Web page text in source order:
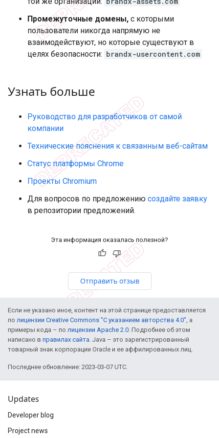
Промежуточные домены, с которыми
пользователи никогда напрямую не
взаимодействуют, но которые существуют в
целях безопасности: brandx-usercontent.com
Узнать больше
Руководство для разработчиков от самой
компании
Технические пояснения к связанным веб-сайтам
Статус платформы Chrome
Проекты Chromium
Для вопросов по предложению создайте заявку
в репозитории предложений.
Эта информация оказалась полезной?
Отправить отзыв
Если не указано иное, контент на этой странице предоставляется
по лицензии Creative Commons "С указанием авторства 4.0" , а
примеры кода – по лицензии Apache 2.0 . Подробнее об этом
написано в правилах сайта . Java – это зарегистрированный
товарный знак корпорации Oracle и ее аффилированных лиц.
Последнее обновление: 2023-03-07 UTC.
Updates
Developer blog
Project news